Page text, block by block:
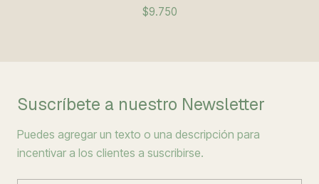
$9.750
Suscríbete a nuestro Newsletter
Puedes agregar un texto o una descripción para
incentivar a los clientes a suscribirse.